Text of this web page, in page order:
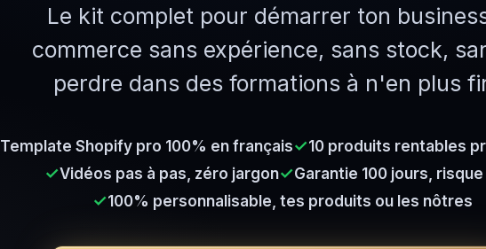
Le kit complet pour démarrer ton
commerce sans expérience, sans stock,
perdre dans des formations à n'en plus
Template Shopify pro 100% en français✓10 produits rentables
✓Vidéos pas à pas, zéro jargon✓Garantie 100 jours,
✓100% personnalisable, tes produits ou les nôtres